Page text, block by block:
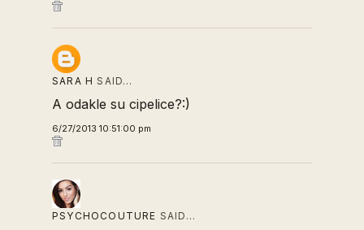
SARA H SAID…
A odakle su cipelice?:)
6/27/2013 10:51:00 pm
PSYCHOCOUTURE SAID…